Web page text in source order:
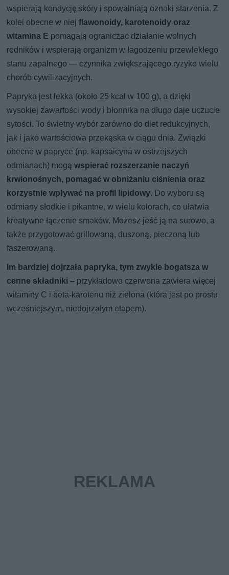
wspierają kondycję skóry i spowalniają oznaki starzenia. Z
kolei obecne w niejflawonoidy, karotenoidy oraz
witamina E pomagają ograniczać działanie wolnych
rodników i wspierają organizm w łagodzeniu przewlekłego
stanu zapalnego — czynnika zwiększającego ryzyko wielu
chorób cywilizacyjnych.
Papryka jest lekka (około 25 kcal w 100 g), a dzięki
wysokiej zawartości wody i błonnika na długo daje uczucie
sytości. To świetny wybór zarówno do diet redukcyjnych,
jak i jako wartościowa przekąska w ciągu dnia. Związki
obecne w papryce (np. kapsaicyna w ostrzejszych
odmianach) mogąwspierać rozszerzanie naczyń
krwionośnych, pomagać w obniżaniu ciśnienia oraz
korzystnie wpływać na profil lipidowy. Do wyboru są
odmiany słodkie i pikantne, w wielu kolorach, co ułatwia
kreatywne łączenie smaków. Możesz jeść ją na surowo, a
także przygotować grillowaną, duszoną, pieczoną lub
faszerowaną.
Im bardziej dojrzała papryka, tym zwykle bogatsza w
cenne składniki – przykładowo czerwona zawiera więcej
witaminy C i beta-karotenu niż zielona (która jest po prostu
wcześniejszym, niedojrzałym etapem).